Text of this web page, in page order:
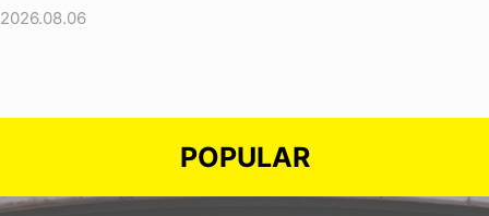
2026.08.06
POPULAR